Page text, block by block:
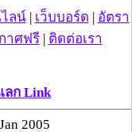
งเล่นอันตราย พบไร้
าย-เตือนภัยผู้
เทศผ่านด่าน
ฎหมาย พบส่วนใหญ่มี
ลน์| เว็บบอร์ด | อัตรา
าศฟรี| ติดต่อเรา
ลก Link
2005